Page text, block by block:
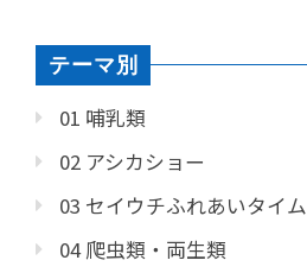
テーマ別
01 哺乳類
02 アシカショー
03 セイウチふれあいタイム
04 爬虫類・両生類